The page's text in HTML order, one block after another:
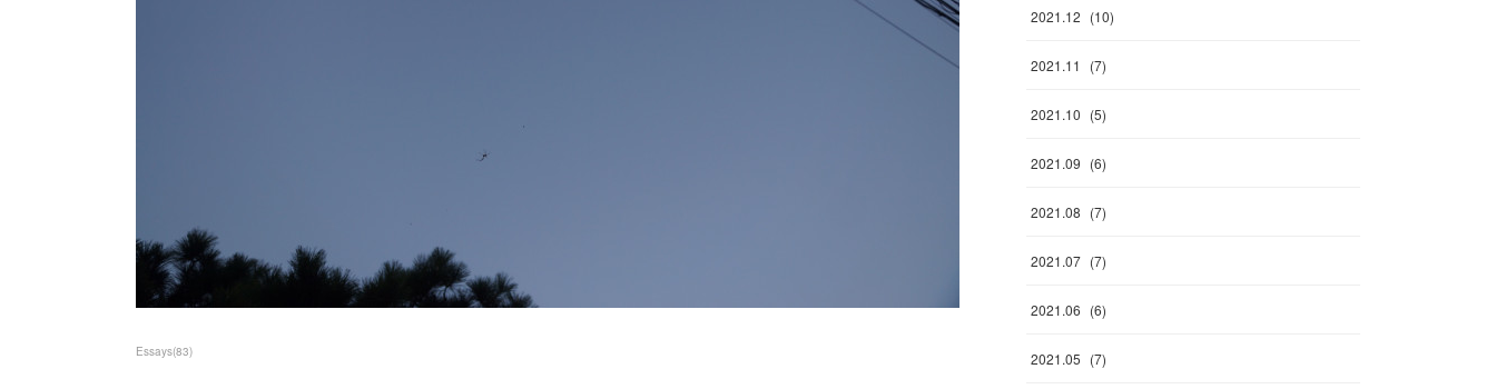
Essays(83)
2021.12 (10)
2021.11 (7)
2021.10 (5)
2021.09 (6)
2021.08 (7)
2021.07 (7)
2021.06 (6)
2021.05 (7)